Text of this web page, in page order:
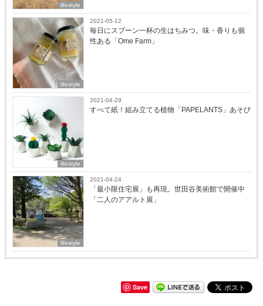
lifestyle
lifestyle
2021-05-12
毎日にスプーン一杯の生はちみつ。味・香りも個
性ある「Ome Farm」
lifestyle
2021-04-29
すべて紙！組み立てる植物「PAPELANTS」あそび
lifestyle
2021-04-24
「最小限住宅展」も再現。世田谷美術館で開催中
「二人のアアルト展」
Save